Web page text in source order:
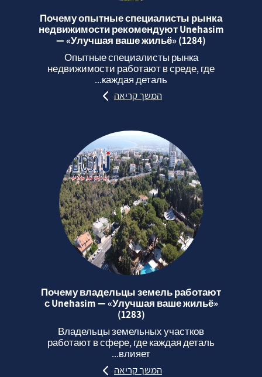
Почему опытные специалисты рынка
недвижимости рекомендуют Unehasim
— «Улучшая ваше жильё» (1284)
Опытные специалисты рынка
недвижимости работают в среде, где
каждая деталь...
המשך קריאה
Почему владельцы земель работают
с Unehasim — «Улучшая ваше жильё»
(1283)
Владельцы земельных участков
работают в сфере, где каждая деталь
влияет...
המשך קריאה